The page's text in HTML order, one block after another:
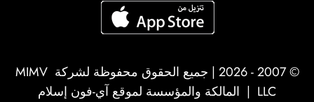
© 2007 - 2026 | جميع الحقوق محفوظة لشركة
MIMV
LLC | المالكة والمؤسسة لموقع آي-فون إسلام